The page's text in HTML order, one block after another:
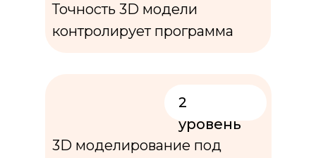
Точность 3D модели
контролирует программа
2
уровень
3D моделирование под